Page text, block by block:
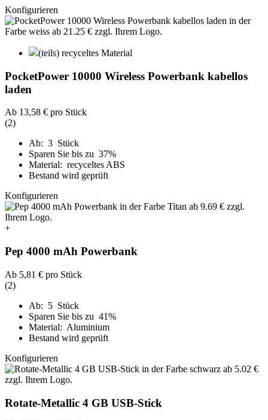
Konfigurieren
(teils) recyceltes Material
PocketPower 10000 Wireless Powerbank kabellos
laden
Ab 13,58 € pro Stück
(2)
Ab: 3 Stück
Sparen Sie bis zu 37%
Material: recyceltes ABS
Bestand wird geprüft
Konfigurieren
+
Pep 4000 mAh Powerbank
Ab 5,81 € pro Stück
(2)
Ab: 5 Stück
Sparen Sie bis zu 41%
Material: Aluminium
Bestand wird geprüft
Konfigurieren
Rotate-Metallic 4 GB USB-Stick